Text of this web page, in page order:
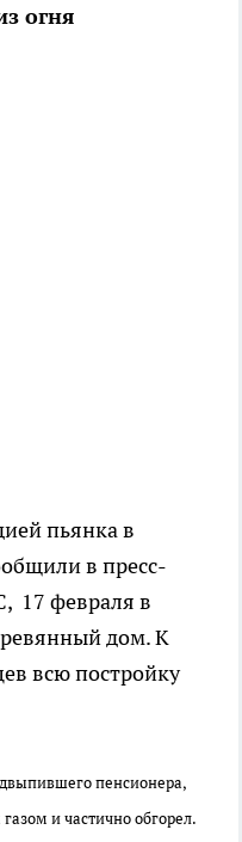
огня
пьянка в
в пресс-
17 февраля в
дом. К
всю постройку
пенсионера,
и частично обгорел.